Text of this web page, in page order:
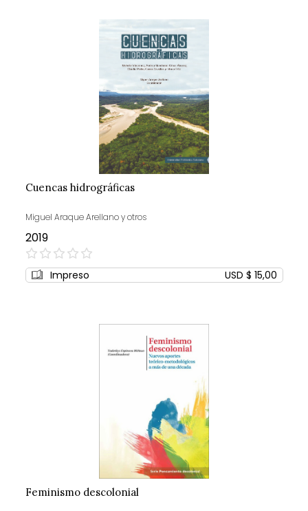
Cuencas hidrográficas
Miguel Araque Arellano y otros
2019
0%
Impreso USD $ 15,00
Feminismo descolonial